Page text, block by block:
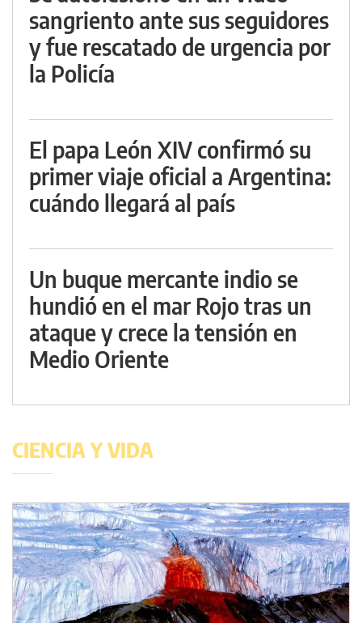
sangriento ante sus seguidores
y fue rescatado de urgencia por
la Policía
El papa León XIV confirmó su
primer viaje oficial a Argentina:
cuándo llegará al país
Un buque mercante indio se
hundió en el mar Rojo tras un
ataque y crece la tensión en
Medio Oriente
CIENCIA Y VIDA